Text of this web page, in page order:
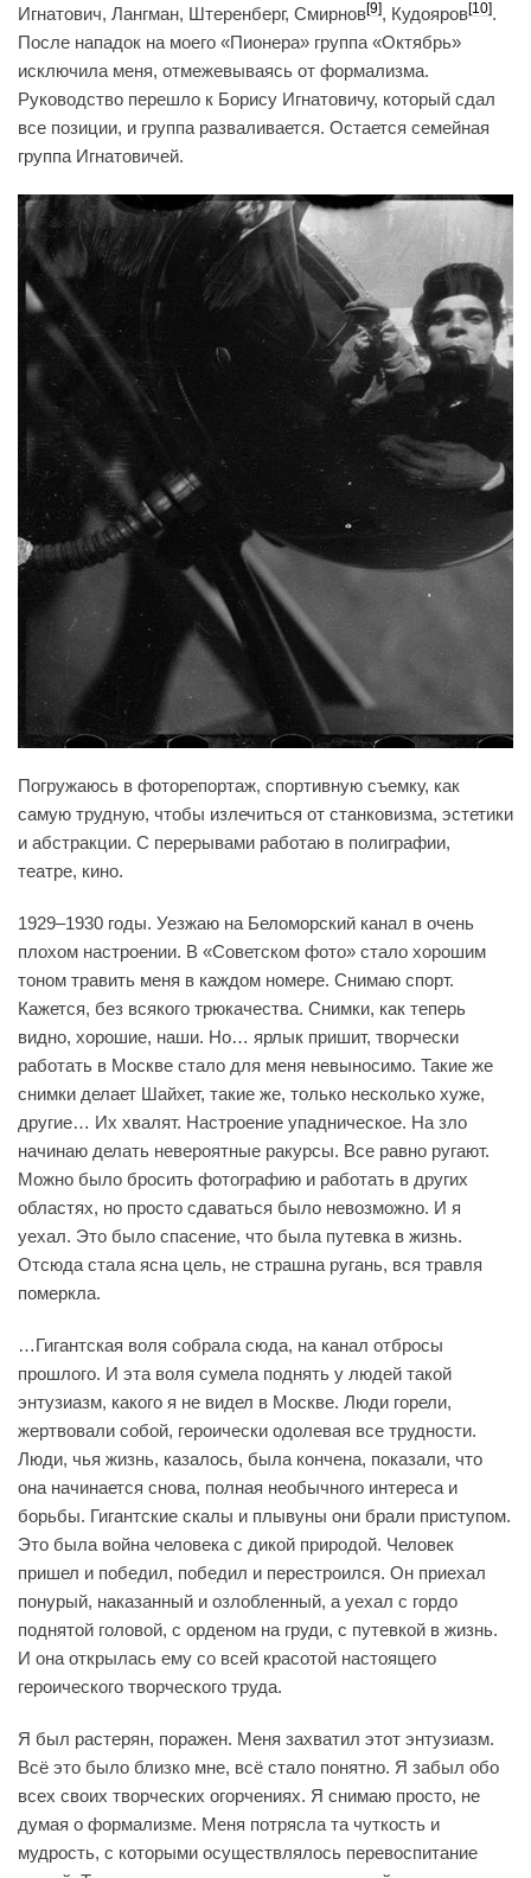
Игнатович, Лангман, Штеренберг, Смирнов[9], Кудояров[10].
После нападок на моего «Пионера» группа «Октябрь»
исключила меня, отмежевываясь от формализма.
Руководство перешло к Борису Игнатовичу, который сдал
все позиции, и группа разваливается. Остается семейная
группа Игнатовичей.
Погружаюсь в фоторепортаж, спортивную съемку, как
самую трудную, чтобы излечиться от станковизма, эстетики
и абстракции. С перерывами работаю в полиграфии,
театре, кино.
1929–1930 годы. Уезжаю на Беломорский канал в очень
плохом настроении. В «Советском фото» стало хорошим
тоном травить меня в каждом номере. Снимаю спорт.
Кажется, без всякого трюкачества. Снимки, как теперь
видно, хорошие, наши. Но… ярлык пришит, творчески
работать в Москве стало для меня невыносимо. Такие же
снимки делает Шайхет, такие же, только несколько хуже,
другие… Их хвалят. Настроение упадническое. На зло
начинаю делать невероятные ракурсы. Все равно ругают.
Можно было бросить фотографию и работать в других
областях, но просто сдаваться было невозможно. И я
уехал. Это было спасение, что была путевка в жизнь.
Отсюда стала ясна цель, не страшна ругань, вся травля
померкла.
…Гигантская воля собрала сюда, на канал отбросы
прошлого. И эта воля сумела поднять у людей такой
энтузиазм, какого я не видел в Москве. Люди горели,
жертвовали собой, героически одолевая все трудности.
Люди, чья жизнь, казалось, была кончена, показали, что
она начинается снова, полная необычного интереса и
борьбы. Гигантские скалы и плывуны они брали приступом.
Это была война человека с дикой природой. Человек
пришел и победил, победил и перестроился. Он приехал
понурый, наказанный и озлобленный, а уехал с гордо
поднятой головой, с орденом на груди, с путевкой в жизнь.
И она открылась ему со всей красотой настоящего
героического творческого труда.
Я был растерян, поражен. Меня захватил этот энтузиазм.
Всё это было близко мне, всё стало понятно. Я забыл обо
всех своих творческих огорчениях. Я снимаю просто, не
думая о формализме. Меня потрясла та чуткость и
мудрость, с которыми осуществлялось перевоспитание